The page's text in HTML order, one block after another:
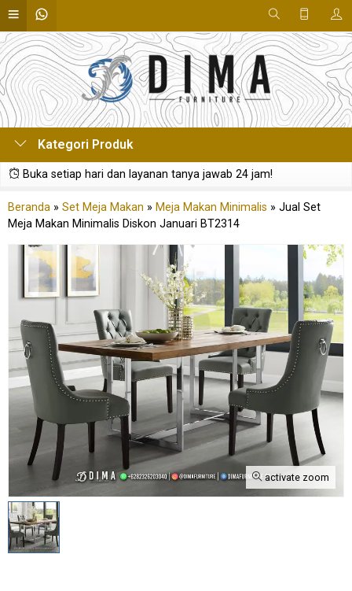
Kategori Produk
Buka setiap hari dan layanan tanya jawab 24 jam!
Beranda » Set Meja Makan » Meja Makan Minimalis » Jual Set
Meja Makan Minimalis Diskon Januari BT2314
activate zoom